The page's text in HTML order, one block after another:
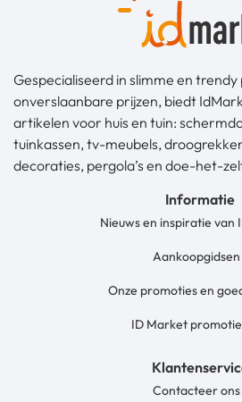
Gespecialiseerd in slimme en
onverslaanbare prijzen, biedt
artikelen voor huis en tuin:
tuinkassen, tv-meubels,
decoraties, pergola’s en doe-het-
Informatie
Nieuws en inspiratie van
Aankoopgidsen
Onze promoties en
ID Market
Contacteer ons